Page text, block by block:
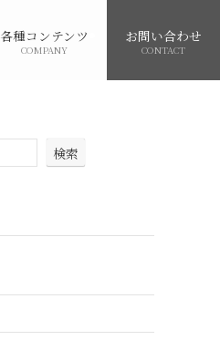
各種コンテンツ
COMPANY
お問い合わせ
CONTACT
検索